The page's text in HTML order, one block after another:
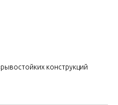
конструкций